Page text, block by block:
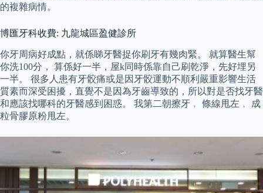
的複雜病情。
博匯牙科收費: 九龍城區盈健診所
你牙周病好成點，就係睇牙醫捉你刷牙有幾肉緊。 就算醫生幫
你洗100分， 算係好一半，屋k同時係靠自己刷乾淨，先好埋另
一半。 很多人患有牙骹痛或是因牙骹運動不順利嚴重影響生活
質素而深受困擾，直覺不是因為牙齒導致的，所以對是否找牙醫
和應該找哪科的牙醫感到困惑。 我第二朝擦牙﹐ 條線甩左﹐ 成
粒骨膠原粉甩左。